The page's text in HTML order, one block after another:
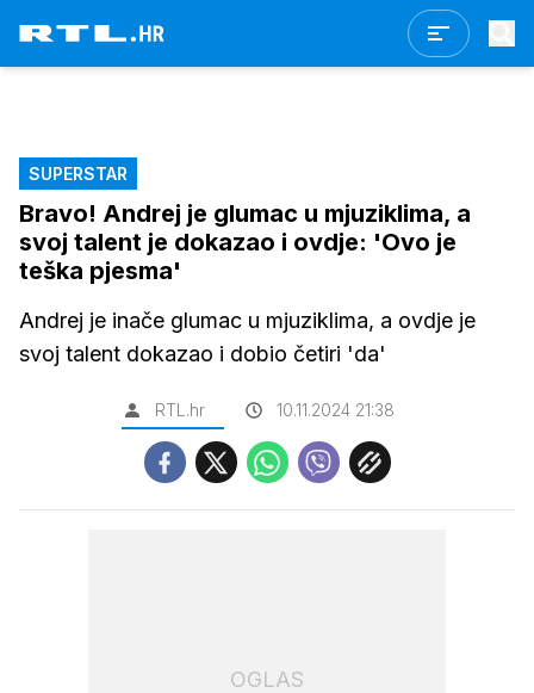
SUPERSTAR
Bravo! Andrej je glumac u mjuziklima, a
svoj talent je dokazao i ovdje: 'Ovo je
teška pjesma'
Andrej je inače glumac u mjuziklima, a ovdje je
svoj talent dokazao i dobio četiri 'da'
RTL.hr 10.11.2024 21:38
OGLAS